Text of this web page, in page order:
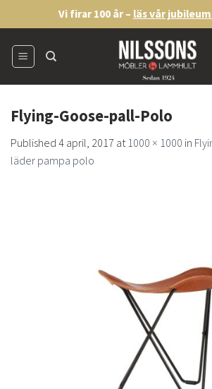
to
content
Vi firar 100 år – läs vår
Flying-Goose-pall-Polo
Published 4 april, 2017 at1000 × 1000 in
läder pampa polo